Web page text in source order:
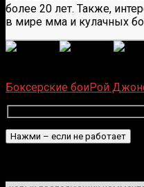
более 20 лет. Также,
в мире мма и кулачных
Боксерские боиРой